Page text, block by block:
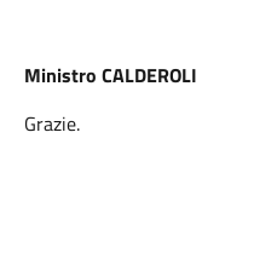
Ministro CALDEROLI
Grazie.